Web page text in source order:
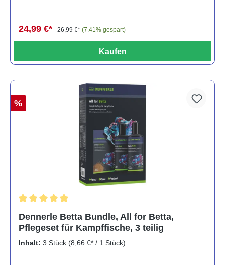
24,99 €* 26,99 €* (7.41% gespart)
Kaufen
%
Dennerle Betta Bundle, All for Betta,
Pflegeset für Kampffische, 3 teilig
Inhalt: 3 Stück (8,66 €* / 1 Stück)